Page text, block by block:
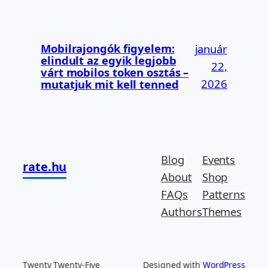
Mobilrajongók figyelem:
elindult az egyik legjobb
várt mobilos token osztás –
mutatjuk mit kell tenned
január
22,
2026
rate.hu
Blog
About
FAQs
Authors
Events
Shop
Patterns
Themes
Twenty Twenty-Five Designed with WordPress